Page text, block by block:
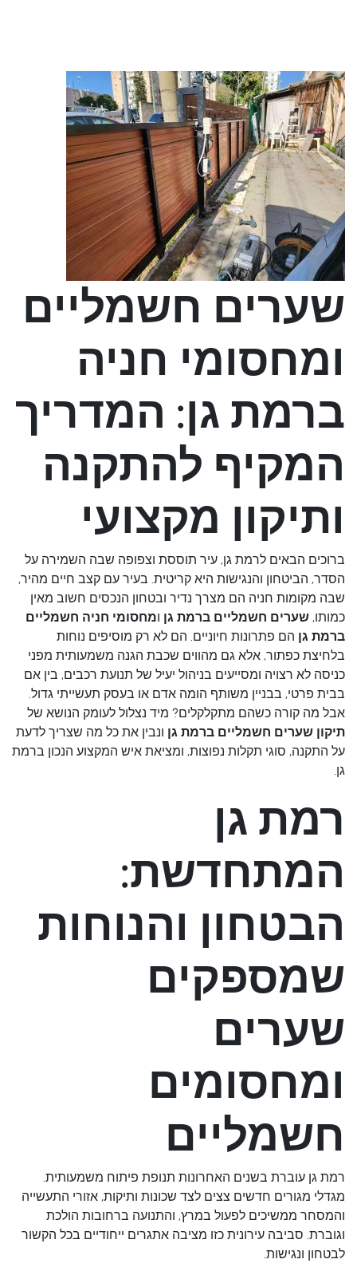
שערים חשמליים
ומחסומי חניה
ברמת גן: המדריך
המקיף להתקנה
ותיקון מקצועי
ברוכים הבאים לרמת גן, עיר תוססת וצפופה שבה השמירה על
הסדר, הביטחון והנגישות היא קריטית. בעיר עם קצב חיים מהיר,
שבה מקומות חניה הם מצרך נדיר ובטחון הנכסים חשוב מאין
כמותו, שערים חשמליים ברמת גן ומחסומי חניה חשמליים
ברמת גן הם פתרונות חיוניים. הם לא רק מוסיפים נוחות
בלחיצת כפתור, אלא גם מהווים שכבת הגנה משמעותית מפני
כניסה לא רצויה ומסייעים בניהול יעיל של תנועת רכבים, בין אם
בבית פרטי, בבניין משותף הומה אדם או בעסק תעשייתי גדול.
אבל מה קורה כשהם מתקלקלים? מיד נצלול לעומק הנושא של
תיקון שערים חשמליים ברמת גן ונבין את כל מה שצריך לדעת
על התקנה, סוגי תקלות נפוצות, ומציאת איש המקצוע הנכון ברמת
גן.
רמת גן
המתחדשת:
הבטחון והנוחות
שמספקים
שערים
ומחסומים
חשמליים
רמת גן עוברת בשנים האחרונות תנופת פיתוח משמעותית.
מגדלי מגורים חדשים צצים לצד שכונות ותיקות, אזורי התעשייה
והמסחר ממשיכים לפעול במרץ, והתנועה ברחובות הולכת
וגוברת. סביבה עירונית כזו מציבה אתגרים ייחודיים בכל הקשור
לבטחון ונגישות.